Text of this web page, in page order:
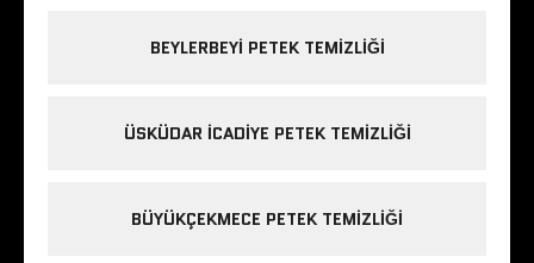
BEYLERBEYI PETEK TEMIZLIĞI
ÜSKÜDAR ICADIYE PETEK TEMIZLIĞI
BÜYÜKÇEKMECE PETEK TEMIZLIĞI